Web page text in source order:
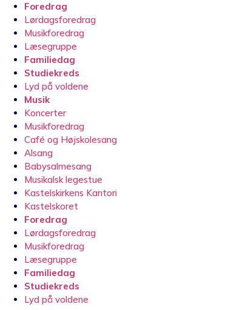
Foredrag
Lørdagsforedrag
Musikforedrag
Læsegruppe
Familiedag
Studiekreds
Lyd på voldene
Musik
Koncerter
Musikforedrag
Café og Højskolesang
Alsang
Babysalmesang
Musikalsk legestue
Kastelskirkens Kantori
Kastelskoret
Foredrag
Lørdagsforedrag
Musikforedrag
Læsegruppe
Familiedag
Studiekreds
Lyd på voldene